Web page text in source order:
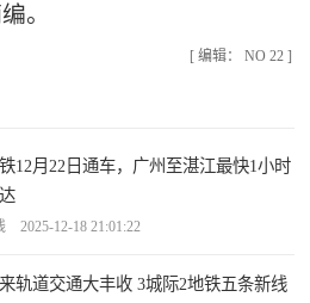
。
[ 编辑： NO 22 ]
12月22日通车，广州至湛江最快1小时
2025-12-18 21:01:22
轨道交通大丰收 3城际2地铁五条新线